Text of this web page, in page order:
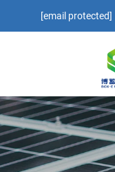
[email protected]